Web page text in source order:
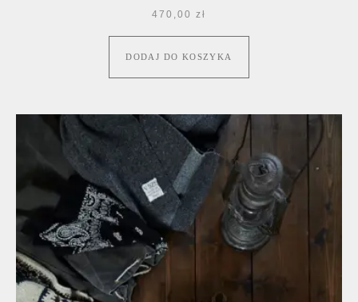
470,00 zł
DODAJ DO KOSZYKA